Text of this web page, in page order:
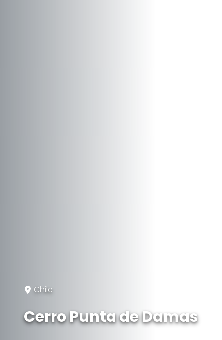
Chile
Cerro Punta de Damas